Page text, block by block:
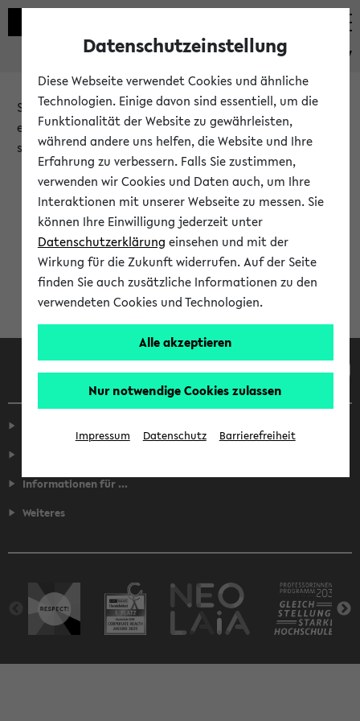
eKVV
Sie möchten auf eine eKVV Funktion zugreifen, die Ihnen
erst nach einer Anmeldung am System zur Verfügung
steht.
Bitte melden Sie sich an:
Anmeldung am eKVV
Informationen für ...
Weiteres
Datenschutzeinstellung
Diese Webseite verwendet Cookies und ähnliche
Technologien. Einige davon sind essentiell, um die
Funktionalität der Website zu gewährleisten,
während andere uns helfen, die Website und Ihre
Erfahrung zu verbessern. Falls Sie zustimmen,
verwenden wir Cookies und Daten auch, um Ihre
Interaktionen mit unserer Webseite zu messen. Sie
können Ihre Einwilligung jederzeit unter
Datenschutzerklärung einsehen und mit der
Wirkung für die Zukunft widerrufen. Auf der Seite
finden Sie auch zusätzliche Informationen zu den
verwendeten Cookies und Technologien.
Alle akzeptieren
Nur notwendige Cookies zulassen
Impressum Datenschutz Barrierefreiheit